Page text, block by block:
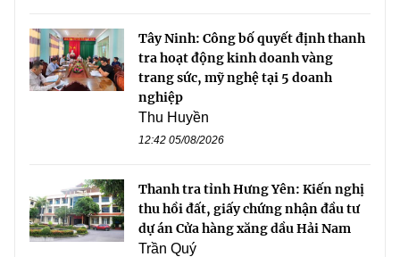
Tây Ninh: Công bố quyết định thanh
tra hoạt động kinh doanh vàng
trang sức, mỹ nghệ tại 5 doanh
nghiệp
Thu Huyền
12:42 05/08/2026
Thanh tra tỉnh Hưng Yên: Kiến nghị
thu hồi đất, giấy chứng nhận đầu tư
dự án Cửa hàng xăng dầu Hải Nam
Trần Quý